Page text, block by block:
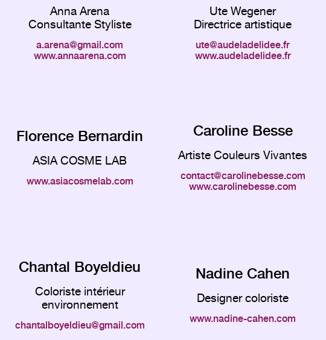
Anna Arena
Consultante Styliste
a.arena
gmail.com
www.annaarena.com
Ute Wegener
Directrice artistique
ute
audeladelidee.fr
www.audeladelidee.fr
Florence Bernardin
ASIA COSME LAB
www.asiacosmelab.com
Caroline Besse
Artiste Couleurs Vivantes
contact
carolinebesse.com
www.carolinebesse.com
Chantal Boyeldieu
Coloriste intérieur
environnement
chantalboyeldieu gmail.com
Nadine Cahen
Designer coloriste
www.nadine-cahen.com